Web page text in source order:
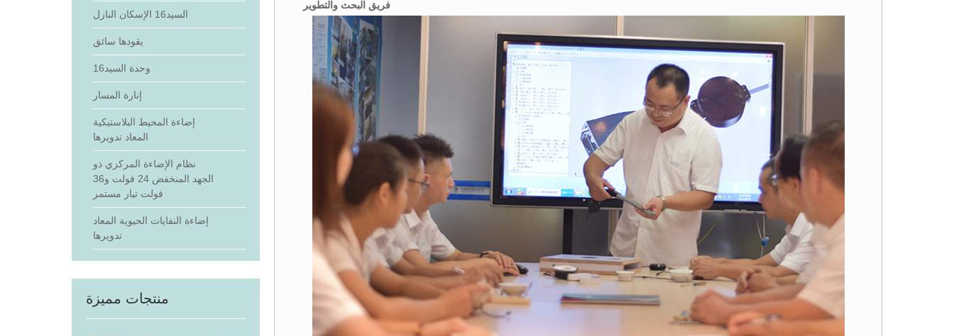
السيد16 الإسكان النازل
يقودها سائق
وحدة السيد16
إنارة المسار
إضاءة المحيط البلاستيكية
المعاد تدويرها
نظام الإضاءة المركزي ذو
الجهد المنخفض 24 فولت و36
فولت تيار مستمر
إضاءة النفايات الحيوية المعاد
تدويرها
منتجات مميزة
فريق البحث والتطوير